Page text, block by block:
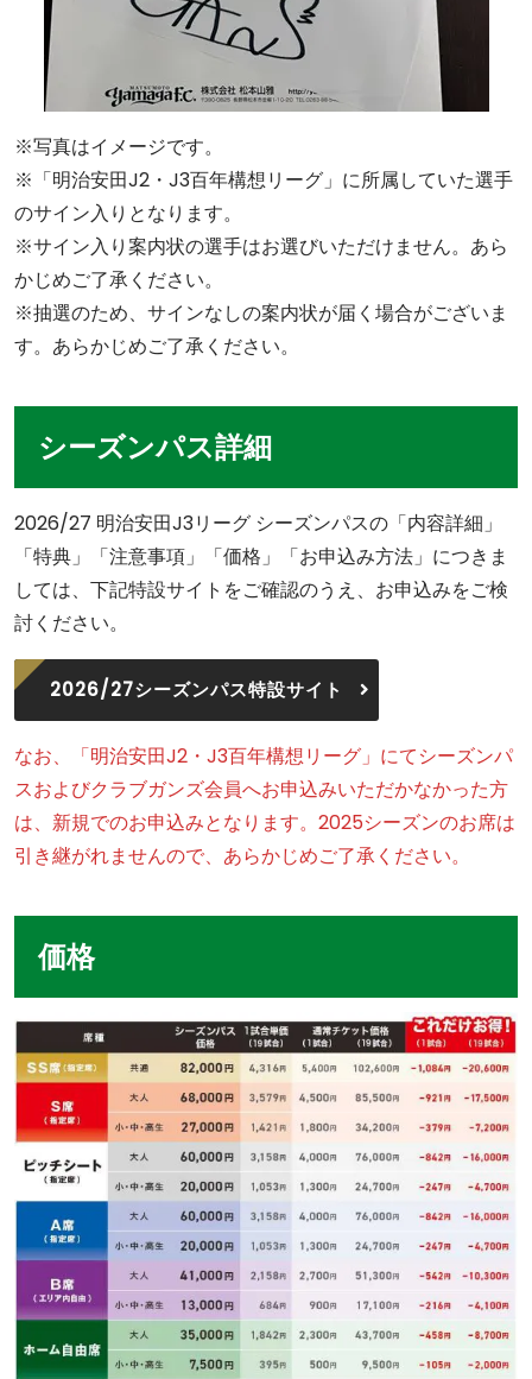
※写真はイメージです。
※「明治安田J2・J3百年構想リーグ」に所属していた選手
のサイン入りとなります。
※サイン入り案内状の選手はお選びいただけません。あら
かじめご了承ください。
※抽選のため、サインなしの案内状が届く場合がございま
す。あらかじめご了承ください。
シーズンパス詳細
2026/27 明治安田J3リーグ シーズンパスの「内容詳細」
「特典」「注意事項」「価格」「お申込み方法」につきま
しては、下記特設サイトをご確認のうえ、お申込みをご検
討ください。
2026/27シーズンパス特設サイト
なお、「明治安田J2・J3百年構想リーグ」にてシーズンパ
スおよびクラブガンズ会員へお申込みいただかなかった方
は、新規でのお申込みとなります。2025シーズンのお席は
引き継がれませんので、あらかじめご了承ください。
価格